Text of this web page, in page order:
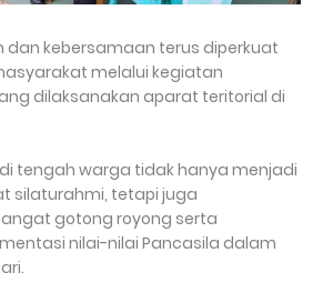
dan kebersamaan terus diperkuat
melalui kegiatan
dilaksanakan aparat teritorial di
tengah warga tidak hanya menjadi
silaturahmi, tetapi juga
gotong royong serta
nilai-nilai Pancasila dalam